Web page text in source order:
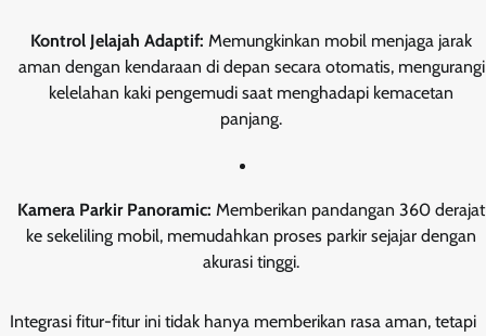
Kontrol Jelajah Adaptif: Memungkinkan mobil menjaga jarak
aman dengan kendaraan di depan secara otomatis, mengurangi
kelelahan kaki pengemudi saat menghadapi kemacetan
panjang.
Kamera Parkir Panoramic: Memberikan pandangan 360 derajat
ke sekeliling mobil, memudahkan proses parkir sejajar dengan
akurasi tinggi.
Integrasi fitur-fitur ini tidak hanya memberikan rasa aman, tetapi